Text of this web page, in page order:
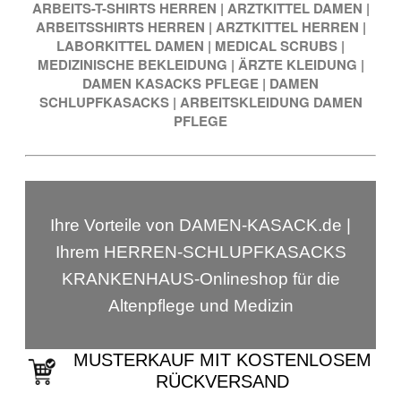
ARBEITS-T-SHIRTS HERREN | ARZTKITTEL DAMEN |
ARBEITSSHIRTS HERREN | ARZTKITTEL HERREN |
LABORKITTEL DAMEN | MEDICAL SCRUBS |
MEDIZINISCHE BEKLEIDUNG | ÄRZTE KLEIDUNG |
DAMEN KASACKS PFLEGE | DAMEN
SCHLUPFKASACKS | ARBEITSKLEIDUNG DAMEN
PFLEGE
Ihre Vorteile von DAMEN-KASACK.de |
Ihrem HERREN-SCHLUPFKASACKS
KRANKENHAUS-Onlineshop für die
Altenpflege und Medizin
MUSTERKAUF MIT KOSTENLOSEM
RÜCKVERSAND